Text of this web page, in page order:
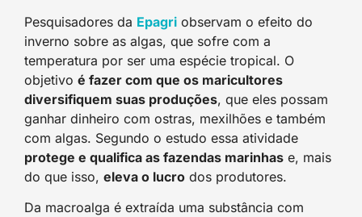
Pesquisadores da Epagri observam o efeito do
inverno sobre as algas, que sofre com a
temperatura por ser uma espécie tropical. O
objetivo é fazer com que os maricultores
diversifiquem suas produções, que eles possam
ganhar dinheiro com ostras, mexilhões e também
com algas. Segundo o estudo essa atividade
protege e qualifica as fazendas marinhas e, mais
do que isso, eleva o lucro dos produtores.
Da macroalga é extraída uma substância com